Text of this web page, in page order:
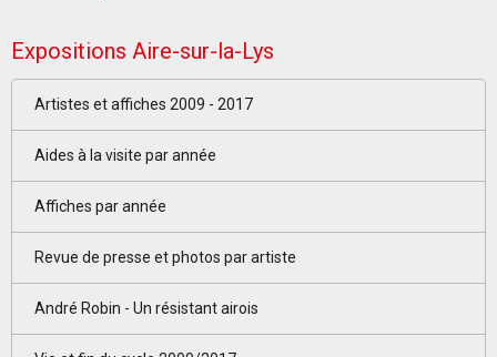
Expositions Aire-sur-la-Lys
Artistes et affiches 2009 - 2017
Aides à la visite par année
Affiches par année
Revue de presse et photos par artiste
André Robin - Un résistant airois